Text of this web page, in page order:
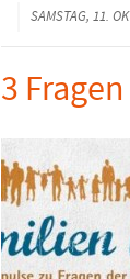
SAMSTAG, 11.
3